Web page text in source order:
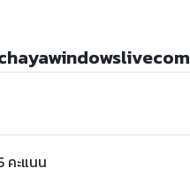
คะแนน